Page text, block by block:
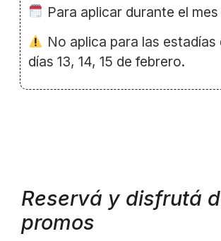
Para aplicar durante el
No aplica para las estadías
días 13, 14, 15 de febrero.
Reservá y disfrutá
promos